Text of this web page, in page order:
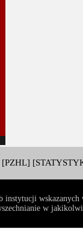
[PZHL]
instytucji
w